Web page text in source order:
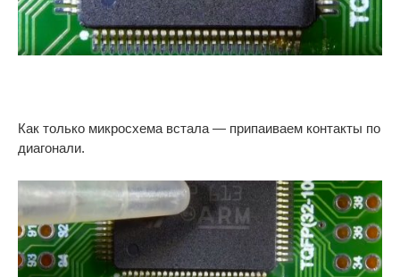
Как только микросхема встала — припаиваем контакты по
диагонали.